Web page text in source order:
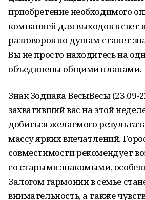
приобретение необходимого
компанией для выходов в свет
разговоров по душам станет
Вы не просто находитесь на
объединены общими планами.
Знак Зодиака ВесыВесы (23.09-
захвативший вас на этой
добиться желаемого
массу ярких впечатлений.
совместимости рекомендует
со старыми знакомыми,
Залогом гармонии в семье
внимательность, а также